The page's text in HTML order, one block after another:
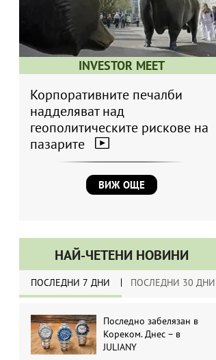
INVESTOR MEET
Корпоративните печалби
надделяват над
геополитическите рискове на
пазарите
ВИЖ ОЩЕ
НАЙ-ЧЕТЕНИ НОВИНИ
ПОСЛЕДНИ 7 ДНИ ПОСЛЕДНИ 30 ДНИ
Последно забелязан в
Кореком. Днес – в
JULIANY